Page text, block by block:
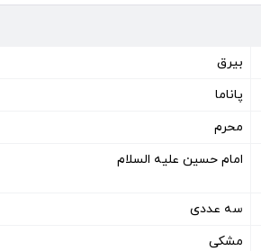
بیرق
پاناما
محرم
امام حسین علیه السلام
سه عددی
مشکی